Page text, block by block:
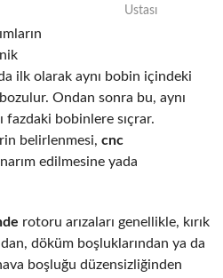
Ustası
ilk olarak aynı bobin içindeki
Ondan sonra bu, aynı
fazdaki bobinlere sıçrar.
belirlenmesi, cnc
edilmesine yada
rotoru arızaları genellikle, kırık
döküm boşluklarından ya da
boşluğu düzensizliğinden